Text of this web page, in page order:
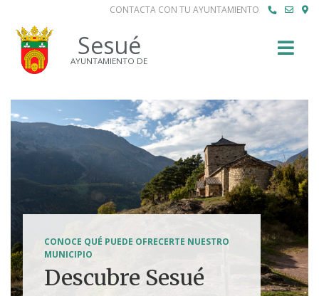
CONTACTA CON TU AYUNTAMIENTO
Sesué
AYUNTAMIENTO DE
CONOCE QUÉ PUEDE OFRECERTE NUESTRO
MUNICIPIO
Descubre Sesué
Tierra de
aventuras